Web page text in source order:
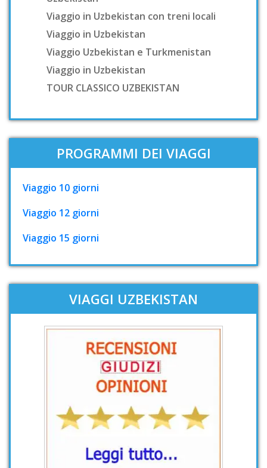
Viaggio in Uzbekistan con treni locali
Viaggio in Uzbekistan
Viaggio Uzbekistan e Turkmenistan
Viaggio in Uzbekistan
TOUR CLASSICO UZBEKISTAN
PROGRAMMI DEI VIAGGI
Viaggio 10 giorni
Viaggio 12 giorni
Viaggio 15 giorni
VIAGGI UZBEKISTAN